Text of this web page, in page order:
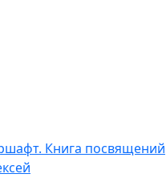
Книга посвящений